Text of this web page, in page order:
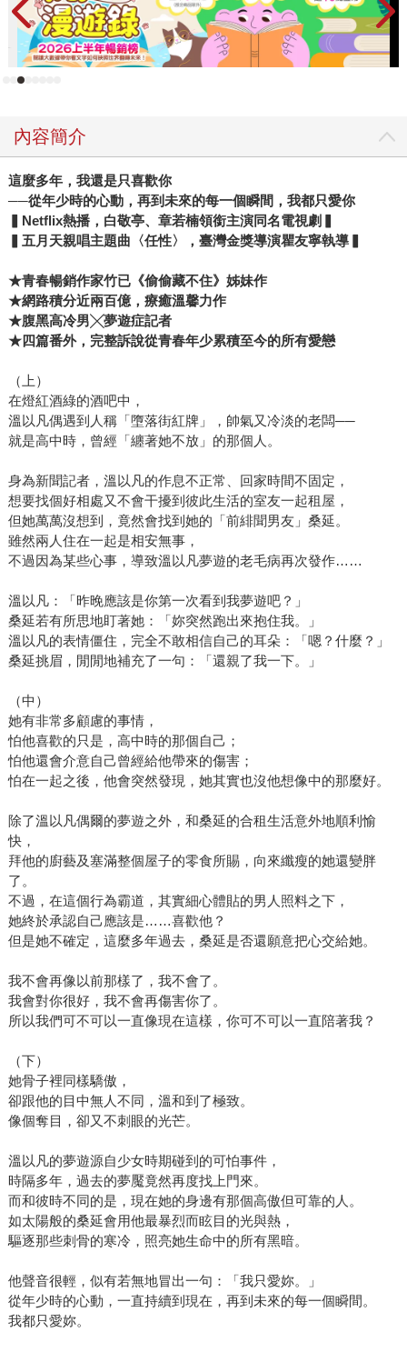
內容簡介
這麼多年，我還是只喜歡你
──從年少時的心動，再到未來的每一個瞬間，我都只愛你
▍Netflix熱播，白敬亭、章若楠領銜主演同名電視劇▍
▍五月天親唱主題曲〈任性〉，臺灣金獎導演瞿友寧執導▍
★青春暢銷作家竹已《偷偷藏不住》姊妹作
★網路積分近兩百億，療癒溫馨力作
★腹黑高冷男╳夢遊症記者
★四篇番外，完整訴說從青春年少累積至今的所有愛戀
（上）
在燈紅酒綠的酒吧中，
溫以凡偶遇到人稱「墮落街紅牌」，帥氣又冷淡的老闆──
就是高中時，曾經「纏著她不放」的那個人。
身為新聞記者，溫以凡的作息不正常、回家時間不固定，
想要找個好相處又不會干擾到彼此生活的室友一起租屋，
但她萬萬沒想到，竟然會找到她的「前緋聞男友」桑延。
雖然兩人住在一起是相安無事，
不過因為某些心事，導致溫以凡夢遊的老毛病再次發作……
溫以凡：「昨晚應該是你第一次看到我夢遊吧？」
桑延若有所思地盯著她：「妳突然跑出來抱住我。」
溫以凡的表情僵住，完全不敢相信自己的耳朵：「嗯？什麼？」
桑延挑眉，閒閒地補充了一句：「還親了我一下。」
（中）
她有非常多顧慮的事情，
怕他喜歡的只是，高中時的那個自己；
怕他還會介意自己曾經給他帶來的傷害；
怕在一起之後，他會突然發現，她其實也沒他想像中的那麼好。
除了溫以凡偶爾的夢遊之外，和桑延的合租生活意外地順利愉
快，
拜他的廚藝及塞滿整個屋子的零食所賜，向來纖瘦的她還變胖
了。
不過，在這個行為霸道，其實細心體貼的男人照料之下，
她終於承認自己應該是……喜歡他？
但是她不確定，這麼多年過去，桑延是否還願意把心交給她。
我不會再像以前那樣了，我不會了。
我會對你很好，我不會再傷害你了。
所以我們可不可以一直像現在這樣，你可不可以一直陪著我？
（下）
她骨子裡同樣驕傲，
卻跟他的目中無人不同，溫和到了極致。
像個奪目，卻又不刺眼的光芒。
溫以凡的夢遊源自少女時期碰到的可怕事件，
時隔多年，過去的夢魘竟然再度找上門來。
而和彼時不同的是，現在她的身邊有那個高傲但可靠的人。
如太陽般的桑延會用他最暴烈而眩目的光與熱，
驅逐那些刺骨的寒冷，照亮她生命中的所有黑暗。
他聲音很輕，似有若無地冒出一句：「我只愛妳。」
從年少時的心動，一直持續到現在，再到未來的每一個瞬間。
我都只愛妳。